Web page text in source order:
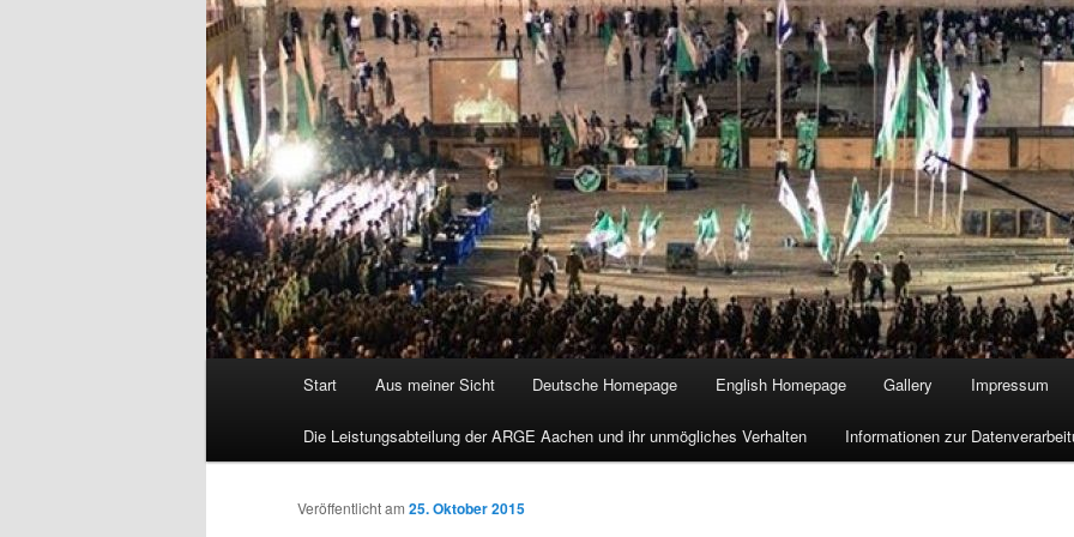
Start Aus meiner Sicht Deutsche Homepage English Homepage Gallery Impressum
Die Leistungsabteilung der ARGE Aachen und ihr unmögliches Verhalten Informationen zur
Veröffentlicht am 25. Oktober 2015